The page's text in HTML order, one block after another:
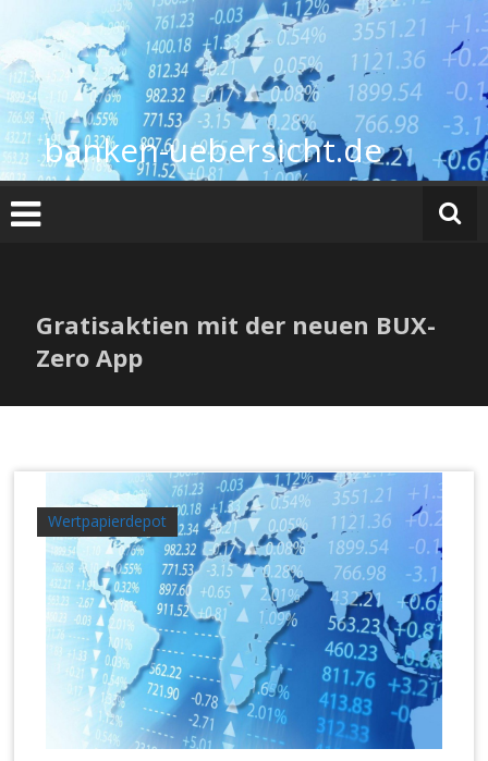
Inhalt
springen
banken-uebersicht.de
Gratisaktien mit der neuen BUX-
Zero App
Wertpapierdepot